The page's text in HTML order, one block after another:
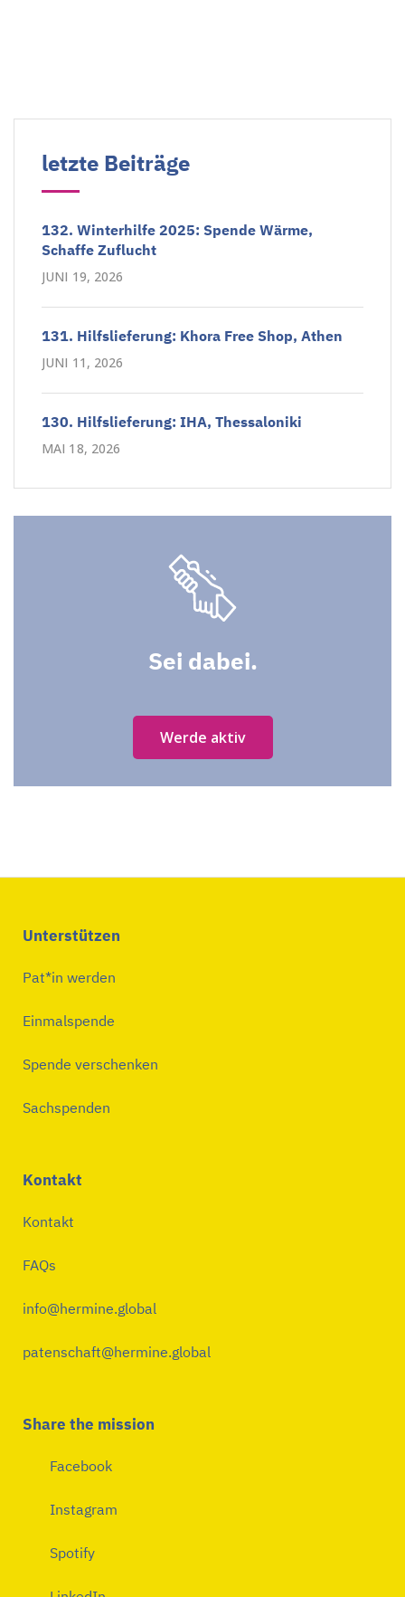
letzte Beiträge
132. Winterhilfe 2025: Spende Wärme,
Schaffe Zuflucht
JUNI 19, 2026
131. Hilfslieferung: Khora Free Shop, Athen
JUNI 11, 2026
130. Hilfslieferung: IHA, Thessaloniki
MAI 18, 2026
Sei dabei.
Werde aktiv
Unterstützen
Pat*in werden
Einmalspende
Spende verschenken
Sachspenden
Kontakt
Kontakt
FAQs
info@hermine.global
patenschaft@hermine.global
Share the mission
Facebook
Instagram
Spotify